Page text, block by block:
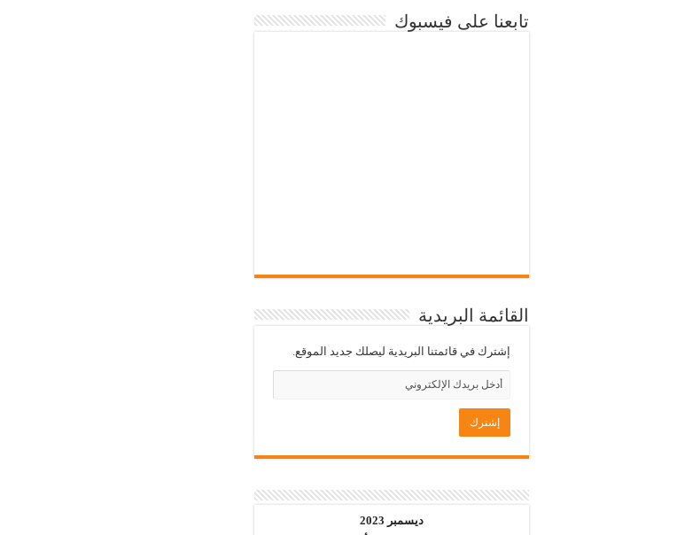
تابعنا على فيسبوك
القائمة البريدية
إشترك في قائمتنا البريدية ليصلك جديد الموقع.
ديسمبر 2023